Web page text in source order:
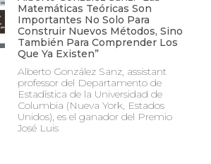
Matemáticas Teóricas Son
Importantes No Solo Para
Construir Nuevos Métodos, Sino
También Para Comprender Los
Que Ya Existen”
Alberto González Sanz, assistant
professor del Departamento de
Estadística de la Universidad de
Columbia (Nueva York, Estados
Unidos), es el ganador del Premio
José Luis